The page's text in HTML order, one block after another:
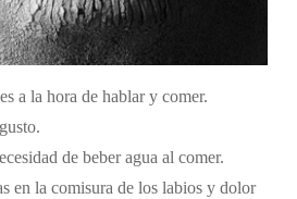
a la hora de hablar y comer.
de beber agua al comer.
en la comisura de los labios y dolor